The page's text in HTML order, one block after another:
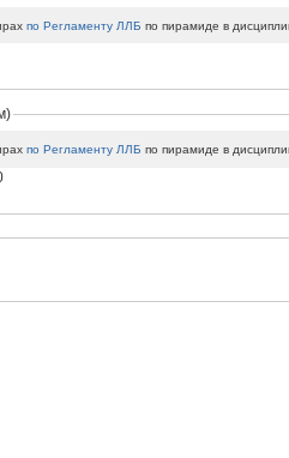
по Регламенту ЛЛБ по пирамиде в
по Регламенту ЛЛБ по пирамиде в